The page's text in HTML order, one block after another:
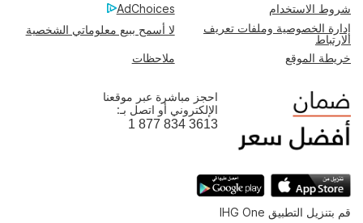
شروط الاستخدام
AdChoices
إدارة الخصوصية وملفات تعريف
الارتباط
لا أسمح ببيع معلوماتي الشخصية
خريطة الموقع ملاحظات
احجز مباشرة عبر موقعنا
الإلكتروني أو اتصل بـ:
1 877 834 3613
قم بتنزيل التطبيق IHG One